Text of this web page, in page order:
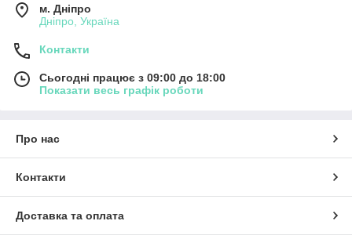
м. Дніпро
Дніпро, Україна
Контакти
Сьогодні працює з 09:00 до 18:00
Показати весь графік роботи
Про нас
Контакти
Доставка та оплата